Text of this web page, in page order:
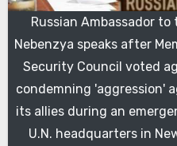
Russian Ambassador
Nebenzya speaks after
Security Council voted
condemning 'aggression'
its allies during an
U.N. headquarters in